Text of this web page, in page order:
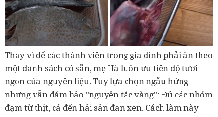
Thay vì để các thành viên trong gia đình phải ăn theo
một danh sách có sẵn, mẹ Hà luôn ưu tiên độ tươi
ngon của nguyên liệu. Tuy lựa chọn ngẫu hứng
nhưng vẫn đảm bảo "nguyên tắc vàng": Đủ các nhóm
đạm từ thịt, cá đến hải sản đan xen. Cách làm này